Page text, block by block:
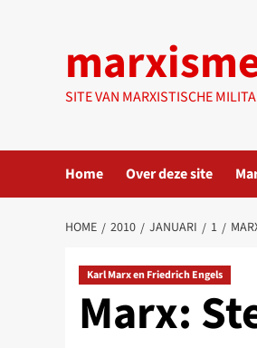
SITE VAN MARXISTISCHE
Home Over deze site
HOME 2010 JANUARI 1
Karl Marx en Friedrich Engels
Marx: